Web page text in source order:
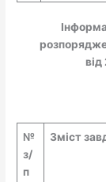
№
з/
п
Зміст